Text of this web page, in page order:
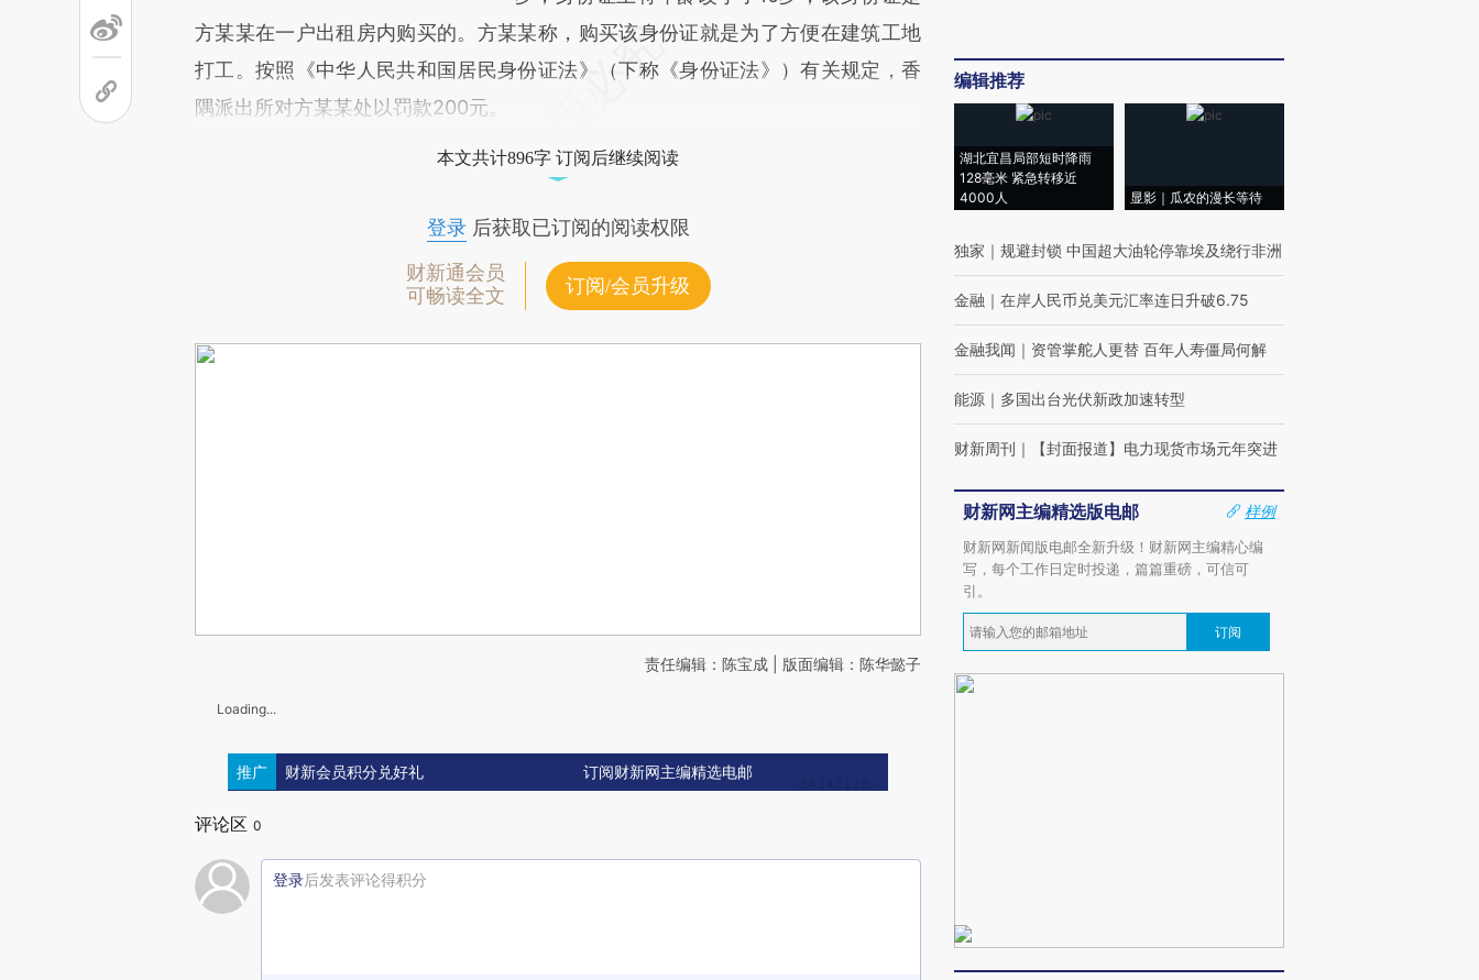
方某某在一户出租房内购买的。方某某称，购买该身份证就是为了方便在建筑工地
打工。按照《中华人民共和国居民身份证法》（下称《身份证法》）有关规定，香
隅派出所对方某某处以罚款200元。
本文共计896字 订阅后继续阅读
登录后获取已订阅的阅读权限
财新通会员
可畅读全文
订阅/会员升级
责任编辑：陈宝成 | 版面编辑：陈华懿子
Loading...
推广 财新会员积分兑好礼 订阅财新网主编精选电邮
评论区 0
登录后发表评论得积分
编辑推荐
湖北宜昌局部短时降雨
128毫米 紧急转移近
4000人
显影｜瓜农的漫长等待
独家 ｜ 规避封锁 中国超大油轮停靠埃及绕行非洲
金融 ｜ 在岸人民币兑美元汇率连日升破6.75
金融我闻 ｜ 资管掌舵人更替 百年人寿僵局何解
能源 ｜ 多国出台光伏新政加速转型
财新周刊 ｜ 【封面报道】电力现货市场元年突进
财新网主编精选版电邮
样例
财新网新闻版电邮全新升级！财新网主编精心编
写，每个工作日定时投递，篇篇重磅，可信可
引。
订阅